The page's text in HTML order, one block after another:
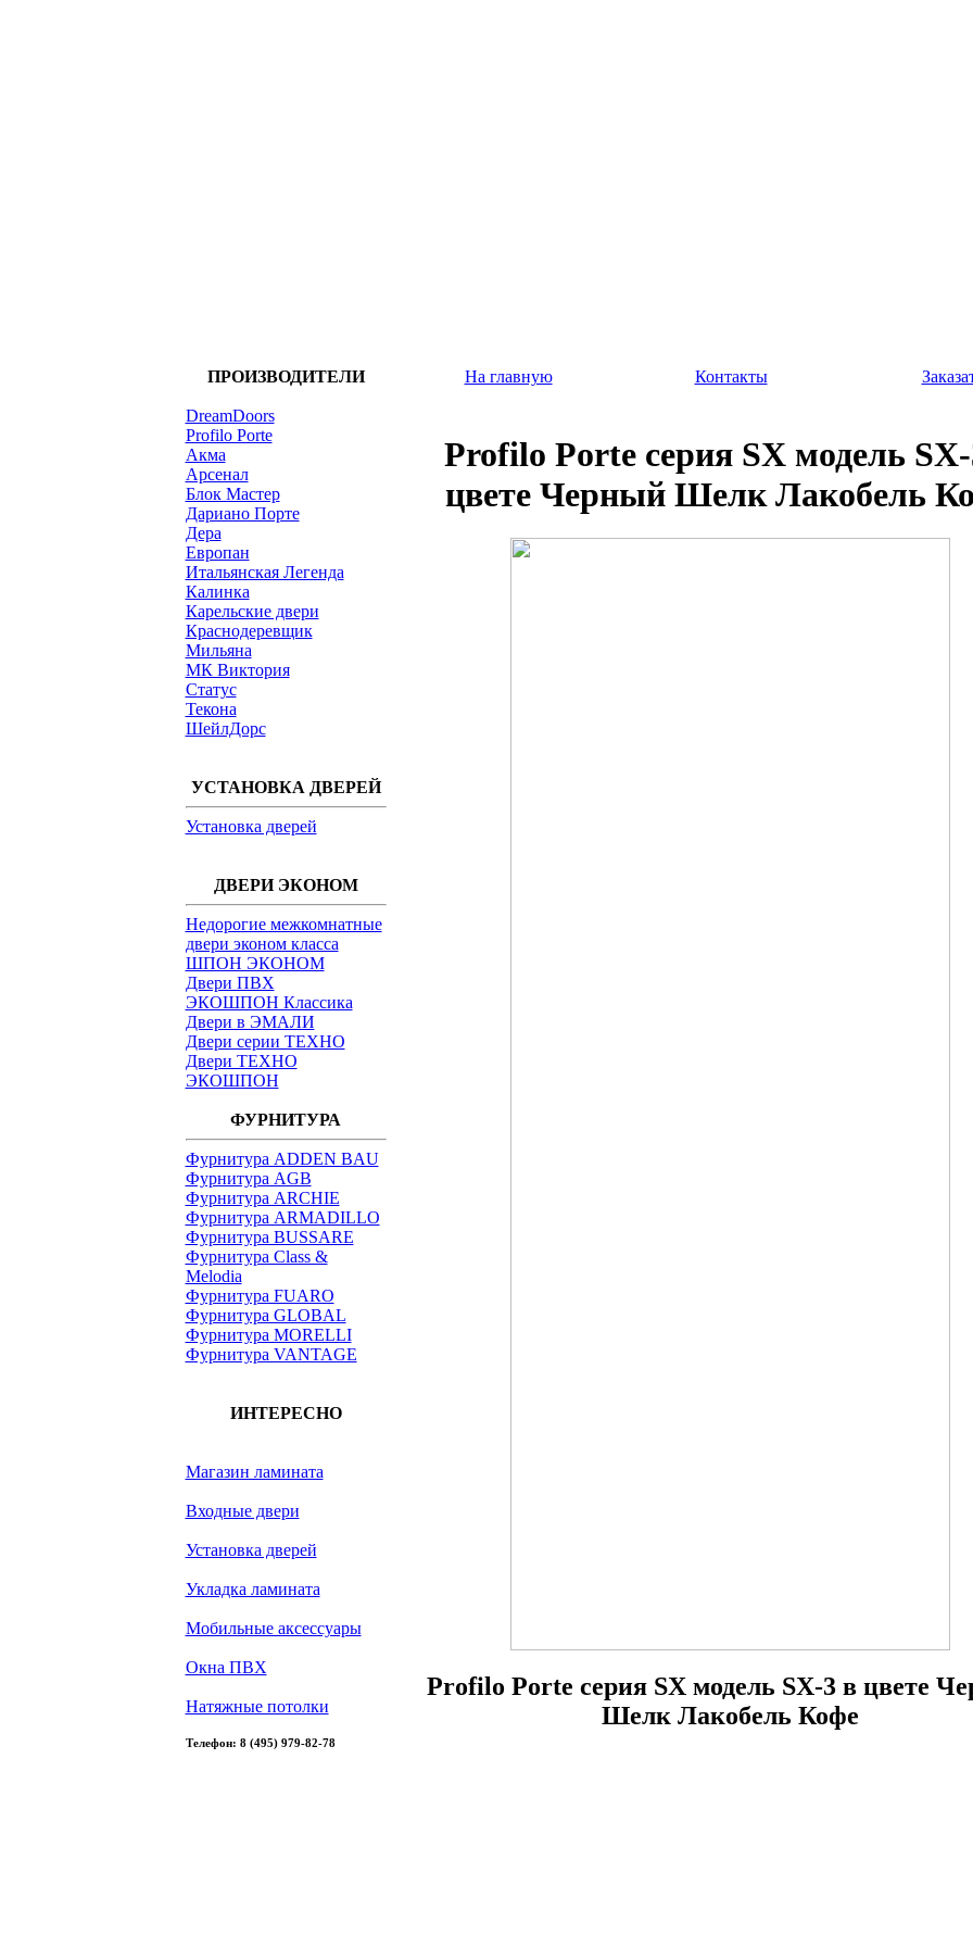
ПРОИЗВОДИТЕЛИ
DreamDoors
Profilo Porte
Акма
Арсенал
Блок Мастер
Дариано Порте
Дера
Европан
Итальянская Легенда
Калинка
Карельские двери
Краснодеревщик
Мильяна
МК Виктория
Статус
Текона
ШейлДорс
УСТАНОВКА ДВЕРЕЙ
Установка дверей
ДВЕРИ ЭКОНОМ
Недорогие межкомнатные
двери эконом класса
ШПОН ЭКОНОМ
Двери ПВХ
ЭКОШПОН Классика
Двери в ЭМАЛИ
Двери серии ТЕХНО
Двери ТЕХНО
ЭКОШПОН
ФУРНИТУРА
Фурнитура ADDEN BAU
Фурнитура AGB
Фурнитура ARCHIE
Фурнитура ARMADILLO
Фурнитура BUSSARE
Фурнитура Class &
Melodia
Фурнитура FUARO
Фурнитура GLOBAL
Фурнитура MORELLI
Фурнитура VANTAGE
ИНТЕРЕСНО
Магазин ламината
Входные двери
Установка дверей
Укладка ламината
Мобильные аксессуары
Окна ПВХ
Натяжные потолки
Телефон: 8 (495) 979-82-78
На главную Контакты
Profilo Porte серия SX модель
цвете Черный Шелк Лакобель
Profilo Porte серия SX модель SX-3 в цвете
Шелк Лакобель Кофе